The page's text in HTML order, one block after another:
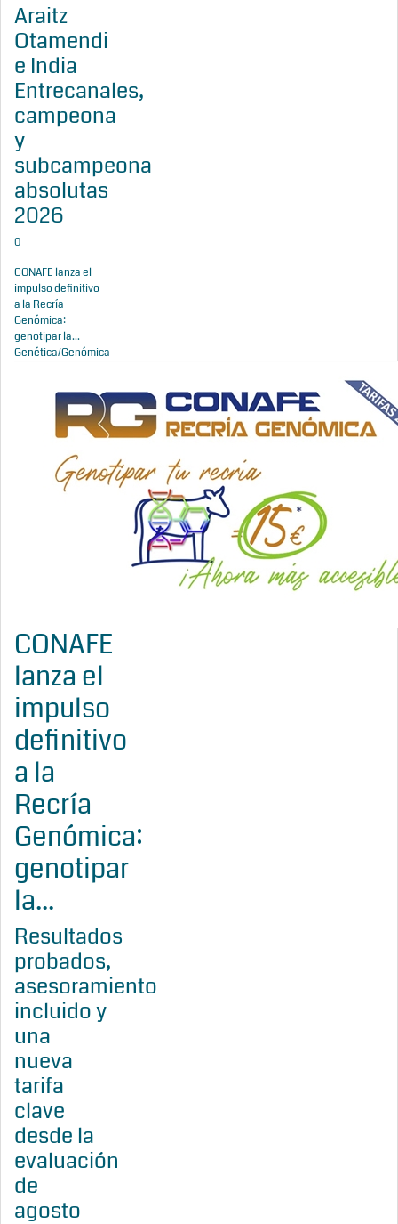
Araitz
Otamendi
e India
Entrecanales,
campeona
y
subcampeona
absolutas
2026
0
CONAFE lanza el
impulso definitivo
a la Recría
Genómica:
genotipar la...
Genética/Genómica
CONAFE
lanza el
impulso
definitivo
a la
Recría
Genómica:
genotipar
la...
Resultados
probados,
asesoramiento
incluido y
una
nueva
tarifa
clave
desde la
evaluación
de
agosto